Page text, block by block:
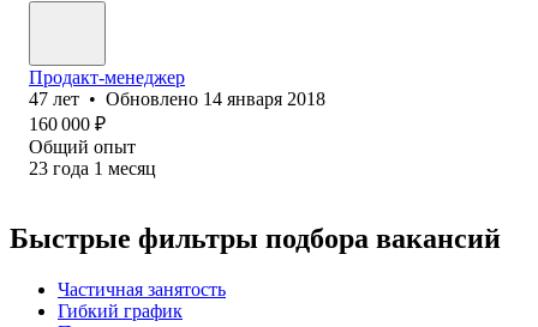
Продакт-менеджер
47 лет • Обновлено 14 января 2018
160 000 ₽
Общий опыт
23 года 1 месяц
Быстрые фильтры подбора вакансий
Частичная занятость
Гибкий график